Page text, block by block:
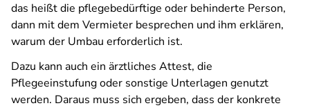
das heißt die pflegebedürftige oder behinderte Person,
dann mit dem Vermieter besprechen und ihm erklären,
warum der Umbau erforderlich ist.
Dazu kann auch ein ärztliches Attest, die
Pflegeeinstufung oder sonstige Unterlagen genutzt
werden. Daraus muss sich ergeben, dass der konkrete